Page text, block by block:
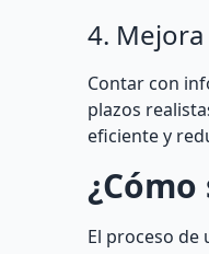
4.
Contar con
plazos
eficiente y
El proceso de